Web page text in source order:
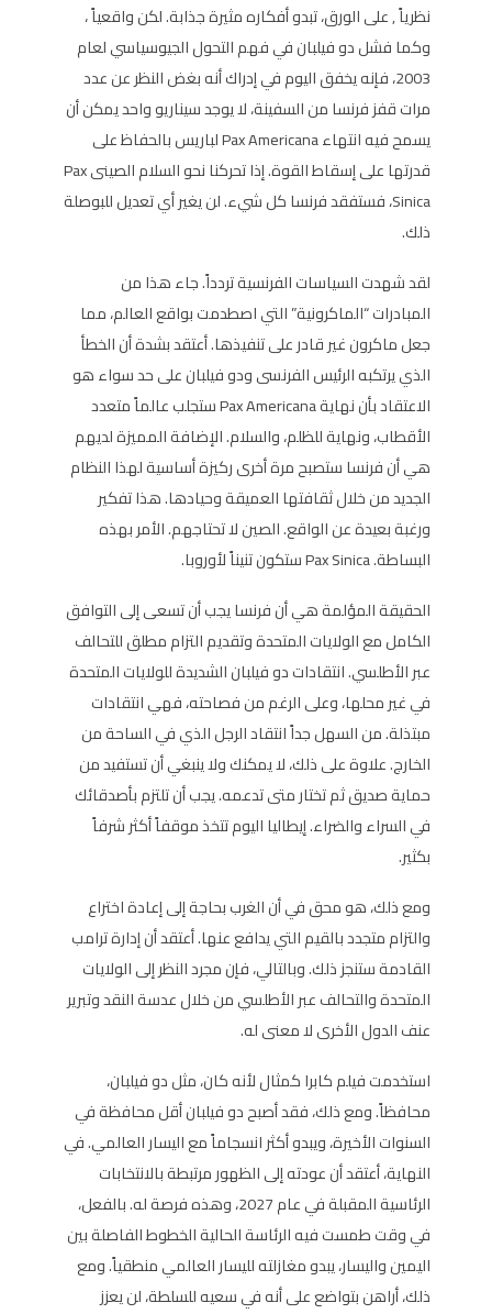
نظرياً , على الورق، تبدو أفكاره مثيرة جذابة. لكن واقعياً ،
وكما فشل دو فيلبان في فهم التحول الجيوسياسي لعام
2003، فإنه يخفق اليوم في إدراك أنه بغض النظر عن عدد
مرات قفز فرنسا من السفينة، لا يوجد سيناريو واحد يمكن أن
يسمح فيه انتهاء Pax Americana لباريس بالحفاظ على
قدرتها على إسقاط القوة. إذا تحركنا نحو السلام الصينى Pax
Sinica، فستفقد فرنسا كل شيء. لن يغير أي تعديل للبوصلة
ذلك.
لقد شهدت السياسات الفرنسية تردداً. جاء هذا من
المبادرات “الماكرونية” التي اصطدمت بواقع العالم، مما
جعل ماكرون غير قادر على تنفيذها. أعتقد بشدة أن الخطأ
الذي يرتكبه الرئيس الفرنسى ودو فيلبان على حد سواء هو
الاعتقاد بأن نهاية Pax Americana ستجلب عالماً متعدد
الأقطاب، ونهاية للظلم، والسلام. الإضافة المميزة لديهم
هي أن فرنسا ستصبح مرة أخرى ركيزة أساسية لهذا النظام
الجديد من خلال ثقافتها العميقة وحيادها. هذا تفكير
ورغبة بعيدة عن الواقع. الصين لا تحتاجهم. الأمر بهذه
البساطة. Pax Sinica ستكون تنيناً لأوروبا.
الحقيقة المؤلمة هي أن فرنسا يجب أن تسعى إلى التوافق
الكامل مع الولايات المتحدة وتقديم التزام مطلق للتحالف
عبر الأطلسي. انتقادات دو فيلبان الشديدة للولايات المتحدة
في غير محلها، وعلى الرغم من فصاحته، فهي انتقادات
مبتذلة. من السهل جداً انتقاد الرجل الذي في الساحة من
الخارج. علاوة على ذلك، لا يمكنك ولا ينبغي أن تستفيد من
حماية صديق ثم تختار متى تدعمه. يجب أن تلتزم بأصدقائك
في السراء والضراء. إيطاليا اليوم تتخذ موقفاً أكثر شرفاً
بكثير.
ومع ذلك، هو محق في أن الغرب بحاجة إلى إعادة اختراع
والتزام متجدد بالقيم التي يدافع عنها. أعتقد أن إدارة ترامب
القادمة ستنجز ذلك. وبالتالي، فإن مجرد النظر إلى الولايات
المتحدة والتحالف عبر الأطلسي من خلال عدسة النقد وتبرير
عنف الدول الأخرى لا معنى له.
استخدمت فيلم كابرا كمثال لأنه كان، مثل دو فيلبان،
محافظاً. ومع ذلك، فقد أصبح دو فيلبان أقل محافظة في
السنوات الأخيرة، ويبدو أكثر انسجاماً مع اليسار العالمي. في
النهاية، أعتقد أن عودته إلى الظهور مرتبطة بالانتخابات
الرئاسية المقبلة في عام 2027، وهذه فرصة له. بالفعل،
في وقت طمست فيه الرئاسة الحالية الخطوط الفاصلة بين
اليمين واليسار، يبدو مغازلته لليسار العالمي منطقياً. ومع
ذلك، أراهن بتواضع على أنه في سعيه للسلطة، لن يعزز